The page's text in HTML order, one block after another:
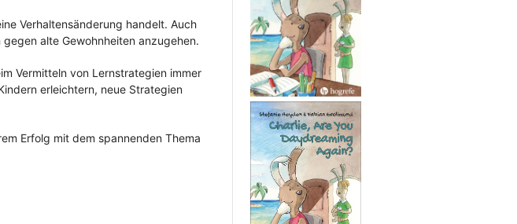
Verhaltensänderung handelt. Auch
alte Gewohnheiten anzugehen.
Vermitteln von Lernstrategien immer
erleichtern, neue Strategien
Erfolg mit dem spannenden Thema